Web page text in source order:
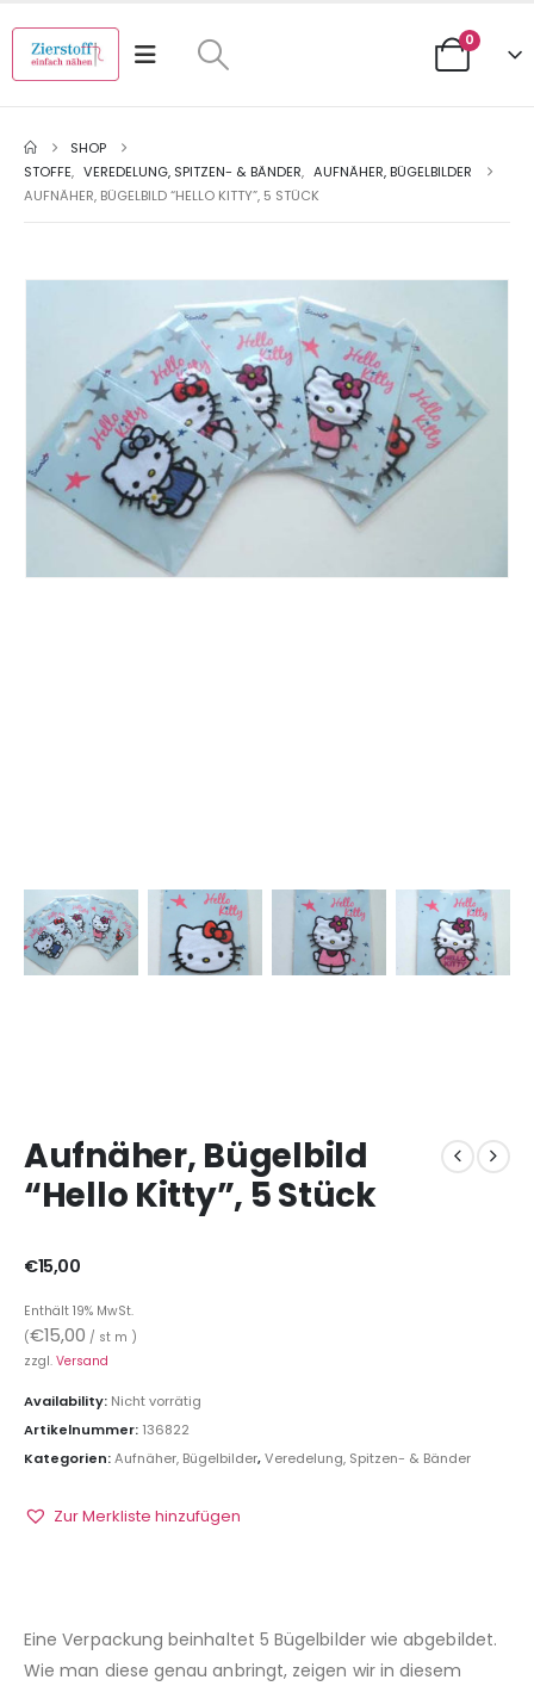
0
SHOP
STOFFE, VEREDELUNG, SPITZEN- & BÄNDER, AUFNÄHER, BÜGELBILDER
AUFNÄHER, BÜGELBILD “HELLO KITTY”, 5 STÜCK
Aufnäher, Bügelbild
“Hello Kitty”, 5 Stück
€15,00
Enthält 19% MwSt.
(€15,00 / st m )
zzgl. Versand
Availability: Nicht vorrätig
Artikelnummer: 136822
Kategorien:Aufnäher, Bügelbilder,Veredelung, Spitzen- & Bänder
Zur Merkliste hinzufügen
Eine Verpackung beinhaltet 5 Bügelbilder wie abgebildet.
Wie man diese genau anbringt, zeigen wir in diesem